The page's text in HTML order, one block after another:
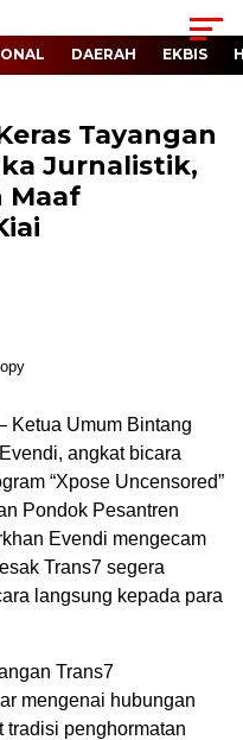
DAERAH EKBIS
Tayangan
Jurnalistik,
Maaf
Ketua Umum Bintang
angkat bicara
“Xpose Uncensored”
Pondok Pesantren
Evendi mengecam
Trans7 segera
langsung kepada para
Trans7
mengenai hubungan
tradisi penghormatan